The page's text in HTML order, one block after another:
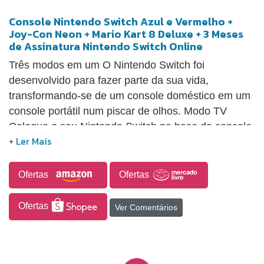
Console Nintendo Switch Azul e Vermelho +
Joy-Con Neon + Mario Kart 8 Deluxe + 3 Meses
de Assinatura Nintendo Switch Online
Três modos em um O Nintendo Switch foi
desenvolvido para fazer parte da sua vida,
transformando-se de um console doméstico em um
console portátil num piscar de olhos. Modo TV
Coloque o seu Nintendo Switch na base do console
para se divertir jogando em sua televisão. Modo
– e a diversão – em jogos multijogador. Modo
portátil Remova o console da base e jogue com os
controles Joy-Con encaixados. Modo portátil
Remova o console da base e jogue com os
Ofertas Ofertas
Ofertas Ver Comentários